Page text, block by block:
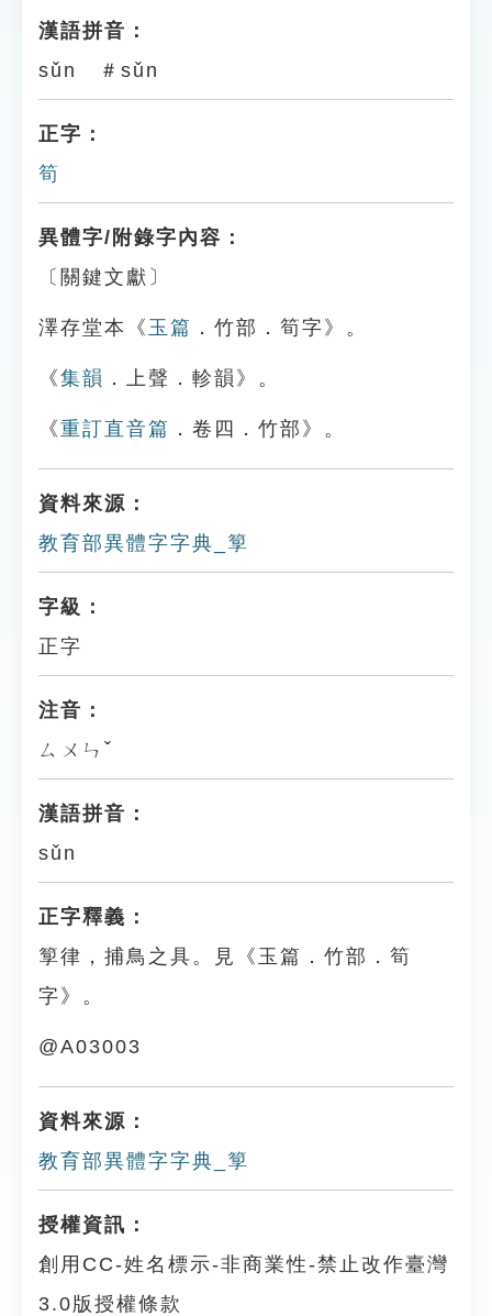
漢語拼音：
sǔn ＃sǔn
正字：
筍
異體字/附錄字內容：
〔關鍵文獻〕
澤存堂本《 玉篇 ．竹部．筍字》。
《集韻 ．上聲．軫韻》。
《重訂直音篇 ．卷四．竹部》。
資料來源：
教育部異體字字典_箰
字級：
正字
注音：
ㄙㄨㄣˇ
漢語拼音：
sǔn
正字釋義：
箰律，捕鳥之具。見《玉篇．竹部．筍
字》。
@A03003
資料來源：
教育部異體字字典_箰
授權資訊：
創用CC-姓名標示-非商業性-禁止改作臺灣
3.0版授權條款